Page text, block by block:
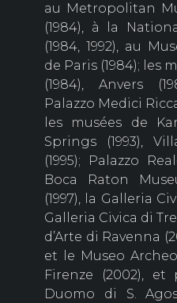
au Metropolitan
(1984), à la
(1984, 1992), au
de Paris (1984); les
(1984), Anvers
Palazzo Medici
les musées de
Springs (1993),
(1995); Palazzo
Boca Raton
(1997), la Galleria
Galleria Civica di
d’Arte di Ravenna
et le Museo
Firenze (2002),
Duomo di S.